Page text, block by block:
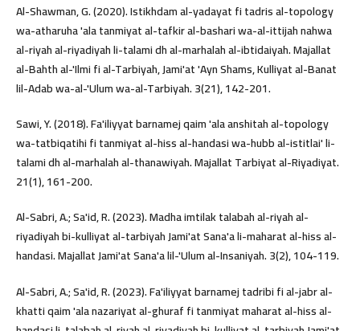
Al-Shawman, G. (2020). Istikhdam al-yadayat fi tadris al-topology
wa-atharuha 'ala tanmiyat al-tafkir al-bashari wa-al-ittijah nahwa
al-riyah al-riyadiyah li-talami dh al-marhalah al-ibtidaiyah. Majallat
al-Bahth al-'Ilmi fi al-Tarbiyah, Jami'at 'Ayn Shams, Kulliyat al-Banat
lil-Adab wa-al-'Ulum wa-al-Tarbiyah. 3(21), 142-201.
Sawi, Y. (2018). Fa'iliyyat barnamej qaim 'ala anshitah al-topology
wa-tatbiqatihi fi tanmiyat al-hiss al-handasi wa-hubb al-istitlai' li-
talami dh al-marhalah al-thanawiyah. Majallat Tarbiyat al-Riyadiyat.
21(1), 161-200.
Al-Sabri, A.; Sa'id, R. (2023). Madha imtilak talabah al-riyah al-
riyadiyah bi-kulliyat al-tarbiyah Jami'at Sana'a li-maharat al-hiss al-
handasi. Majallat Jami'at Sana'a lil-'Ulum al-Insaniyah. 3(2), 104-119.
Al-Sabri, A.; Sa'id, R. (2023). Fa'iliyyat barnamej tadribi fi al-jabr al-
khatti qaim 'ala nazariyat al-ghuraf fi tanmiyat maharat al-hiss al-